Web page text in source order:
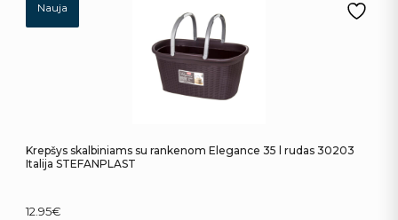
Nauja
Krepšys skalbiniams su rankenom Elegance 35 l rudas 30203
Italija STEFANPLAST
12.95€